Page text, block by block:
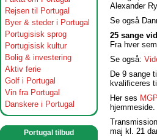
Rejsen til Portugal
Byer & steder i Portugal
Portugisisk sprog
Portugisisk kultur
Bolig & investering
Aktiv ferie
Golf i Portugal
Vin fra Portugal
Danskere i Portugal
Portugal tilbud
Alexander
Se også
25 sange
Fra hver
Se også:
De 9 sange
kvalificeres
Her ses
hjemmeside.
maj kl. 21